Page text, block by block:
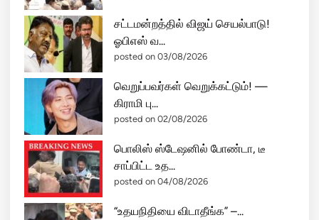
சட்டமன்றத்தில் விஜய் செயல்பாடு!
ஓபிஎஸ் வ...
posted on 03/08/2026
வெறுப்பவர்கள் வெறுக்கட்டும்! —
கிராமி பு...
posted on 02/08/2026
பொலிஸ் ஸ்டேஷனில் போண்டா, டீ
சாப்பிட்ட உத...
posted on 04/08/2026
“உதயநிதியை விடாதீங்க” –...